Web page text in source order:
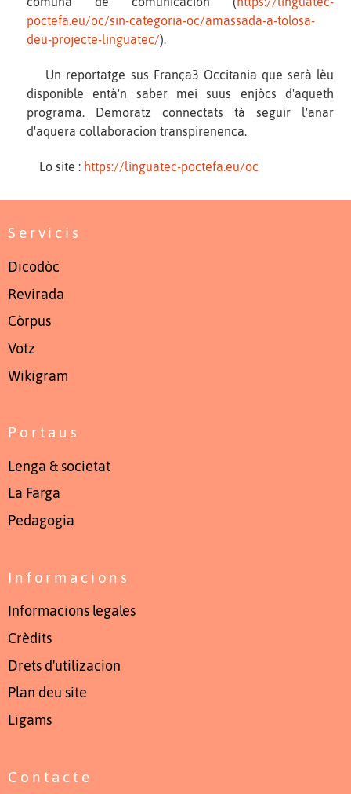
poctefa.eu/oc/sin-categoria-oc/amassada-a-tolosa-
deu-projecte-linguatec/).
Un reportatge sus França3 Occitania que serà lèu
disponible entà'n saber mei suus enjòcs d'aqueth
programa. Demoratz connectats tà seguir l'anar
d'aquera collaboracion transpirenenca.
Lo site : https://linguatec-poctefa.eu/oc
Servicis
Dicodòc
Revirada
Còrpus
Votz
Wikigram
Portaus
Lenga & societat
La Farga
Pedagogia
Informacions
Informacions legales
Crèdits
Drets d'utilizacion
Plan deu site
Ligams
Contacte